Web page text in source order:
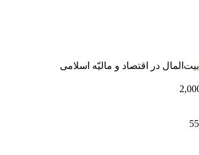
بیت‌المال در اقتصاد و مالیّه اسلامی